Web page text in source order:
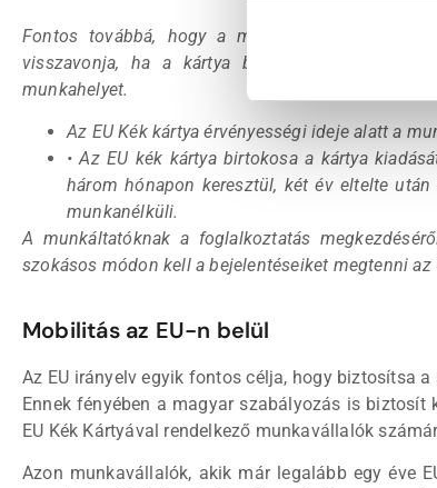
Fontos továbbá, hogy a munkahelyváltás nem
visszavonja, ha a kártya birtokosa hosszú
munkahelyet.
Az EU Kék kártya érvényességi ideje alatt a
• Az EU kék kártya birtokosa a kártya
három hónapon keresztül, két év eltelte
munkanélküli.
A munkáltatóknak a foglalkoztatás
szokásos módon kell a bejelentéseiket megtenni
Mobilitás az EU-n belül
Az EU irányelv egyik fontos célja, hogy biztosítsa
Ennek fényében a magyar szabályozás is
EU Kék Kártyával rendelkező munkavállalók
Azon munkavállalók, akik már legalább egy éve